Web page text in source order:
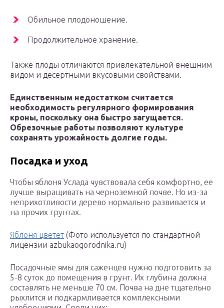
Обильное плодоношение.
Продолжительное хранение.
Также плоды отличаются привлекательной внешним
видом и десертными вкусовыми свойствами.
Единственным недостатком считается
необходимость регулярного формирования
кроны, поскольку она быстро загущается.
Обрезочные работы позволяют культуре
сохранять урожайность долгие годы.
Посадка и уход
Чтобы яблоня Услада чувствовала себя комфортно, ее
лучше выращивать на черноземной почве. Но из-за
неприхотливости дерево нормально развивается и
на прочих грунтах.
Яблоня цветет (Фото используется по стандартной
лицензии azbukaogorodnika.ru)
Посадочные ямы для саженцев нужно подготовить за
5-8 суток до помещения в грунт. Их глубина должна
составлять не меньше 70 см. Почва на дне тщательно
рыхлится и подкармливается комплексными